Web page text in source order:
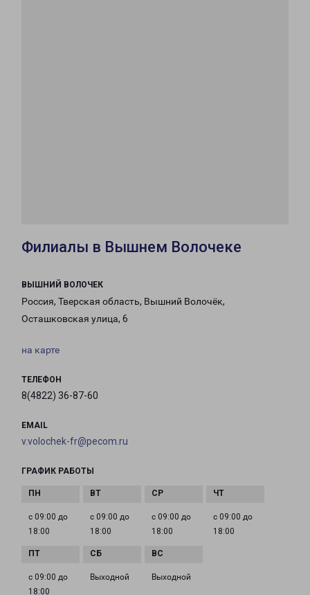
Филиалы в Вышнем Волочеке
ВЫШНИЙ ВОЛОЧЕК
Россия, Тверская область, Вышний Волочёк,
Осташковская улица, 6
на карте
ТЕЛЕФОН
8(4822) 36-87-60
EMAIL
v.volochek-fr@pecom.ru
ГРАФИК РАБОТЫ
с 09:00 до
18:00
с 09:00 до
18:00
с 09:00 до
18:00
с 09:00 до
18:00
с 09:00 до
18:00
Выходной Выходной